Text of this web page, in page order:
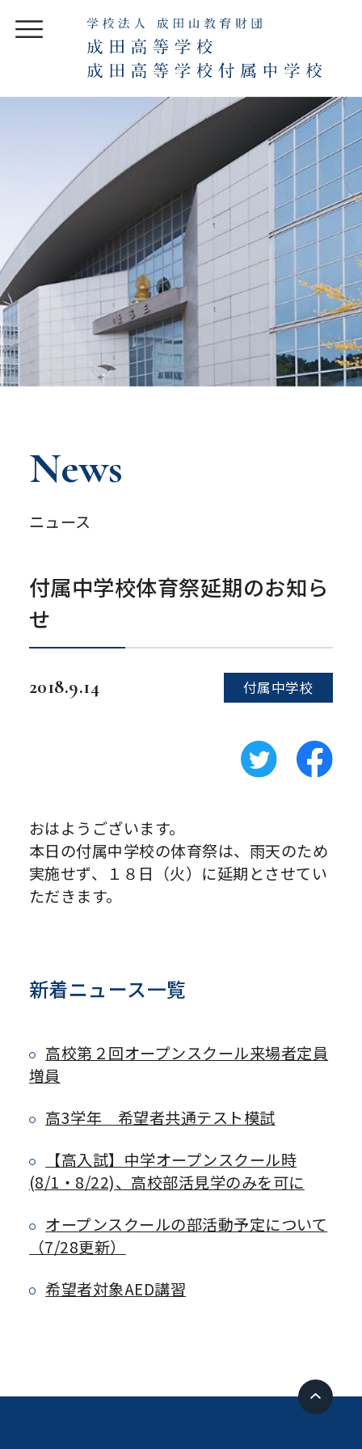
News
ニュース
付属中学校体育祭延期のお知ら
せ
2018.9.14 付属中学校
おはようございます。
本日の付属中学校の体育祭は、雨天のため
実施せず、１８日（火）に延期とさせてい
ただきます。
新着ニュース一覧
高校第２回オープンスクール来場者定員
増員
高3学年 希望者共通テスト模試
【高入試】中学オープンスクール時
(8/1・8/22)、高校部活見学のみを可に
オープンスクールの部活動予定について
（7/28更新）
希望者対象AED講習